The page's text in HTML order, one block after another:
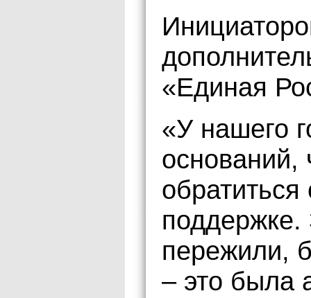
«Единая
«У нашего
оснований,
пережили,
– это была